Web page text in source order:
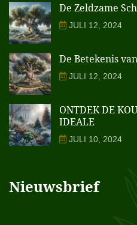
De Zeldzame
JULI 12, 2024
De Betekenis
JULI 12, 2024
ONTDEK DE
IDEALE
JULI 10, 2024
Nieuwsbrief